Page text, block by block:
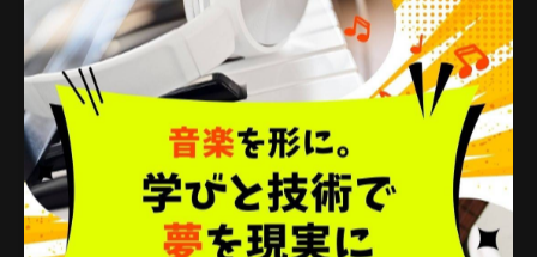
さらに、DTMは年齢や経験を問わず始めやすい趣味の一
つです。必要な機材やソフトも手軽に揃えられるように
なり、忙しい社会人でも無理なく継続しやすい環境が整
っています。
忙しい社会人でもDTMを続ける習慣作り
忙しい社会人がDTMを続けるためには、無理のない習慣